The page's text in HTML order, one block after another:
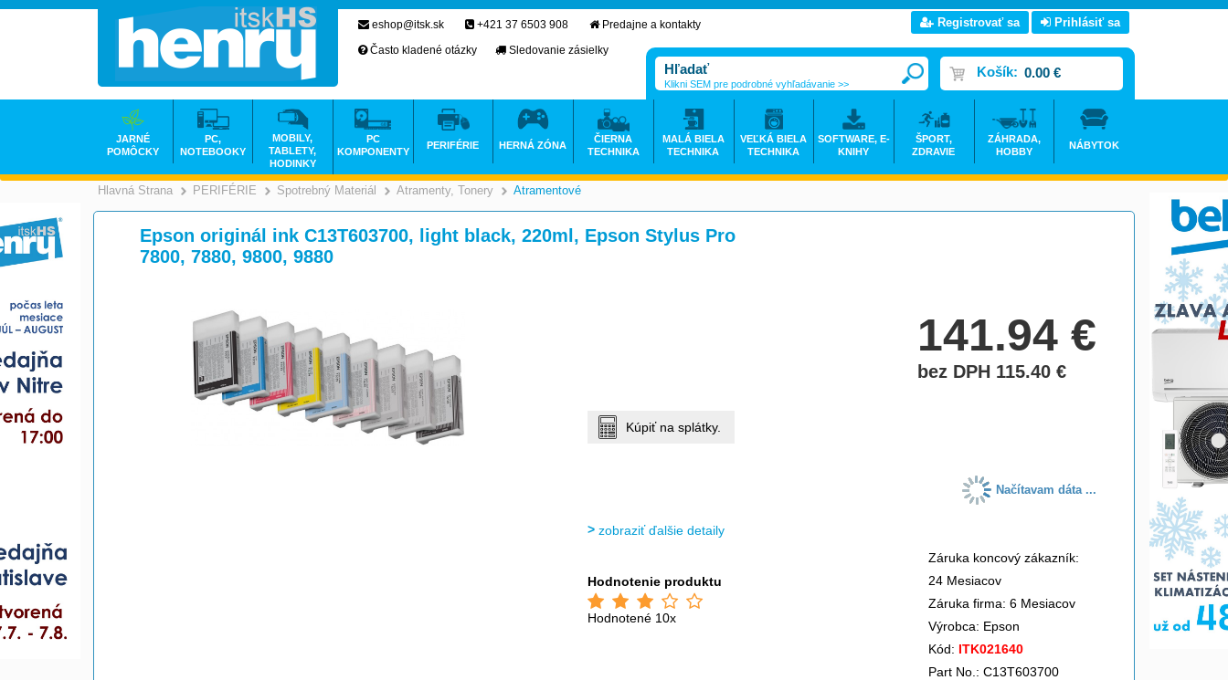
Hlavná Strana >
PERIFÉRIE >
Spotrebný Materiál >
Atramenty, Tonery >
Atramentové
Epson originál ink C13T603700, light black, 220ml, Epson Stylus Pro
7800, 7880, 9800, 9880
141.94€
bez DPH 115.40€
Kúpiť na splátky.
Načítavam dáta ...
zobraziť ďalšie detaily
Hodnotenie produktu
Hodnotené 10x
Záruka koncový zákazník:
24 Mesiacov
Záruka firma: 6 Mesiacov
Výrobca: Epson
Kód: ITK021640
Part No.: C13T603700
eshop@itsk.sk +421 37 6503 908
Predajne a kontakty
Často kladené otázky
Sledovanie zásielky
Registrovať sa Prihlásiť sa
Košík: 0.00 €
Klikni SEM pre podrobné vyhľadávanie >>
JARNÉ
POMÔCKY
PC,
NOTEBOOKY
MOBILY,
TABLETY,
HODINKY
PC
KOMPONENTY
PERIFÉRIE HERNÁ ZÓNA
ČIERNA
TECHNIKA
MALÁ BIELA
TECHNIKA
VEĽKÁ BIELA
TECHNIKA
SOFTWARE, E-
KNIHY
ŠPORT,
ZDRAVIE
ZÁHRADA,
HOBBY
NÁBYTOK